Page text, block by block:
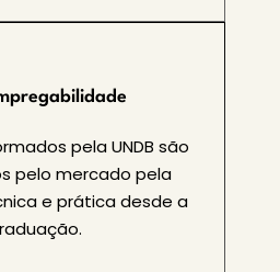
pela UNDB são
pelo mercado pela
e prática desde a